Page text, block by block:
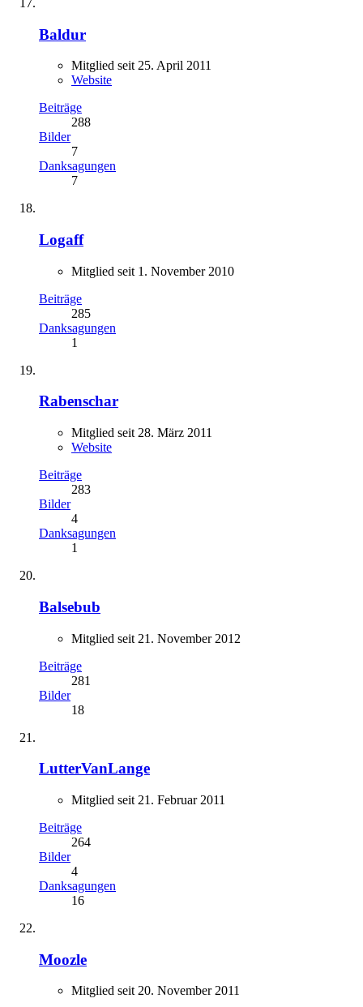
Baldur
Mitglied seit 25. April 2011
Website
Beiträge
288
Bilder
7
Danksagungen
7
Logaff
Mitglied seit 1. November 2010
Beiträge
285
Danksagungen
1
Rabenschar
Mitglied seit 28. März 2011
Website
Beiträge
283
Bilder
4
Danksagungen
1
Balsebub
Mitglied seit 21. November 2012
Beiträge
281
Bilder
18
LutterVanLange
Mitglied seit 21. Februar 2011
Beiträge
264
Bilder
4
Danksagungen
16
Moozle
Mitglied seit 20. November 2011